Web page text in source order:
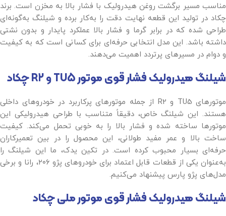
مناسب مسیر برگشت روغن هیدرولیک با فشار بالا به مخزن است. برند
چکاد در تولید این قطعه نهایت دقت را به‌کار برده و شیلنگ به‌گونه‌ای
طراحی شده که در برابر گرما و فشار بالا عملکرد پایدار و بدون نشتی
داشته باشد. این مدل انتخابی حرفه‌ای برای کسانی است که به کیفیت
و دوام در مسیرهای پرتردد اهمیت می‌دهند.
شیلنگ هیدرولیک فشار قوی موتور TU5 و R2 چکاد
موتورهای TU5 و R2 از جمله موتورهای پرکاربرد در خودروهای داخلی
هستند. این شیلنگ خاص، دقیقاً متناسب با طراحی هیدرولیکی این
موتورها ساخته شده و فشار بالا را به خوبی تحمل می‌کند. کیفیت
ساخت بالا و عمر مفید طولانی، این محصول را در بین تعمیرکاران
حرفه‌ای بسیار محبوب کرده است. در تکین یدک، ما این شیلنگ را
به‌عنوان یکی از قطعات قابل اعتماد برای خودروهای پژو ۲۰۶، رانا و برخی
مدل‌های پژو پارس پیشنهاد می‌کنیم.
شیلنگ هیدرولیک فشار قوی موتور ملی چکاد